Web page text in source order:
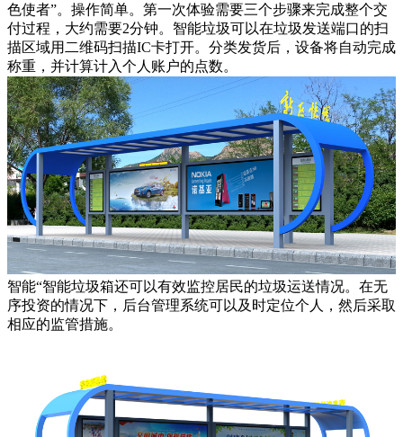
色使者”。操作简单。第一次体验需要三个步骤来完成整个交
付过程，大约需要2分钟。智能垃圾可以在垃圾发送端口的扫
描区域用二维码扫描IC卡打开。分类发货后，设备将自动完成
称重，并计算计入个人账户的点数。
智能“智能垃圾箱还可以有效监控居民的垃圾运送情况。在无
序投资的情况下，后台管理系统可以及时定位个人，然后采取
相应的监管措施。